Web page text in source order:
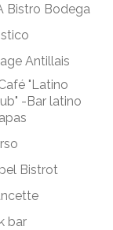
Bistro Bodega
Antillais
"Latino
-Bar latino
Bistrot
bar